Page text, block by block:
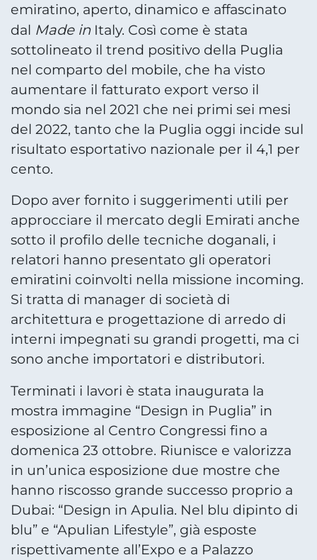
emiratino, aperto, dinamico e affascinato
dal Made inItaly. Così come è stata
sottolineato il trend positivo della Puglia
nel comparto del mobile, che ha visto
aumentare il fatturato export verso il
mondo sia nel 2021 che nei primi sei mesi
del 2022, tanto che la Puglia oggi incide sul
risultato esportativo nazionale per il 4,1 per
cento.
Dopo aver fornito i suggerimenti utili per
approcciare il mercato degli Emirati anche
sotto il profilo delle tecniche doganali, i
relatori hanno presentato gli operatori
emiratini coinvolti nella missione incoming.
Si tratta di manager di società di
architettura e progettazione di arredo di
interni impegnati su grandi progetti, ma ci
sono anche importatori e distributori.
Terminati i lavori è stata inaugurata la
mostra immagine “Design in Puglia” in
esposizione al Centro Congressi fino a
domenica 23 ottobre. Riunisce e valorizza
in un’unica esposizione due mostre che
hanno riscosso grande successo proprio a
Dubai: “Design in Apulia. Nel blu dipinto di
blu” e “Apulian Lifestyle”, già esposte
rispettivamente all’Expo e a Palazzo